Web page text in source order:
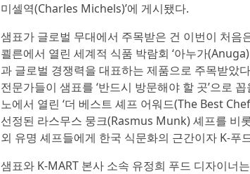
미셀역(Charles Michels)’에 게시됐다.
샘표가 글로벌 무대에서 주목받은 건 이번이 처음
쾰른에서 열린 세계적 식품 박람회 ‘아누가
과 글로벌 경쟁력을 대표하는 제품으로 주목받았
전문가들이 샘표를 ‘반드시 방문해야 할 곳’으로
노에서 열린 ‘더 베스트 셰프 어워드(The Best
선정된 라스무스 뭉크(Rasmus Munk) 셰프를 비롯
외 유명 셰프들에게 한국 식문화의 근간이자 K-푸
샘표와 K-MART 본사 소속 유정희 푸드 디자이너